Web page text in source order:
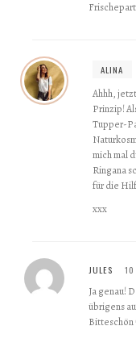
ALINA
Ahhh,
Prinzip!
Tupper-
mich mal
Ringana
für die
xxx
JULES
Ja genau!
übrigens
Bitteschön